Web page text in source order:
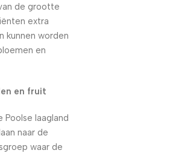
de grootte
extra
kunnen worden
en
en fruit
laagland
naar de
waar de